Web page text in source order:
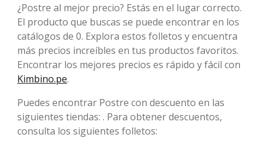
¿Postre al mejor precio? Estás en el lugar correcto.
El producto que buscas se puede encontrar en los
catálogos de 0. Explora estos folletos y encuentra
más precios increíbles en tus productos favoritos.
Encontrar los mejores precios es rápido y fácil con
Kimbino.pe.
Puedes encontrar Postre con descuento en las
siguientes tiendas: . Para obtener descuentos,
consulta los siguientes folletos: